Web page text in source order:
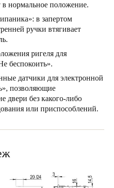
в нормальное положение.
в запертом
ручки втягивает
ригеля для
беспокоить».
датчики для электронной
позволяющие
двери без какого-либо
или приспособлений.